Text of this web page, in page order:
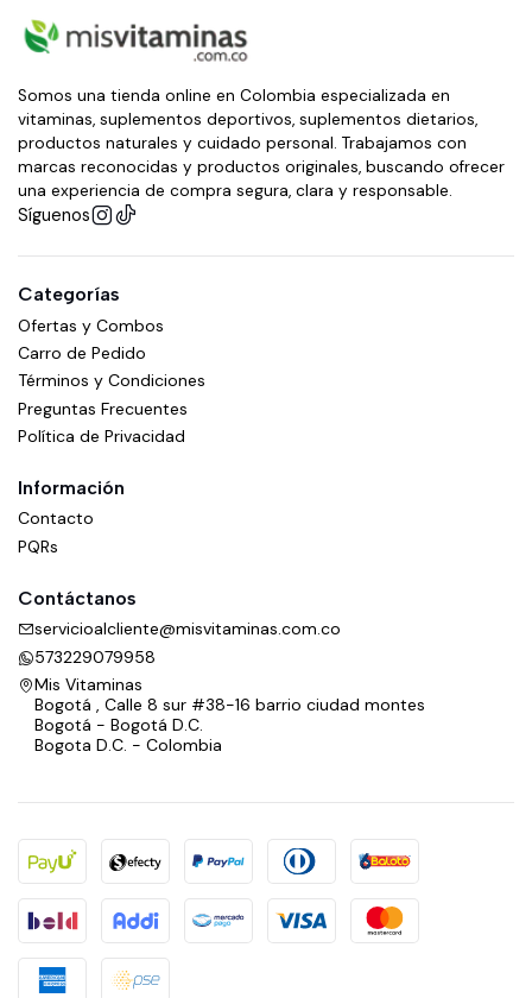
Somos una tienda online en Colombia especializada en
vitaminas, suplementos deportivos, suplementos dietarios,
productos naturales y cuidado personal. Trabajamos con
marcas reconocidas y productos originales, buscando ofrecer
una experiencia de compra segura, clara y responsable.
Síguenos
Categorías
Ofertas y Combos
Carro de Pedido
Términos y Condiciones
Preguntas Frecuentes
Política de Privacidad
Información
Contacto
PQRs
Contáctanos
servicioalcliente@misvitaminas.com.co
573229079958
Mis Vitaminas
Bogotá , Calle 8 sur #38-16 barrio ciudad montes
Bogotá - Bogotá D.C.
Bogota D.C. - Colombia